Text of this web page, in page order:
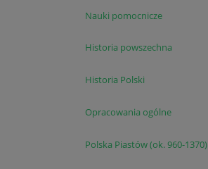
Nauki pomocnicze
Historia powszechna
Historia Polski
Opracowania ogólne
Polska Piastów (ok. 960-1370)